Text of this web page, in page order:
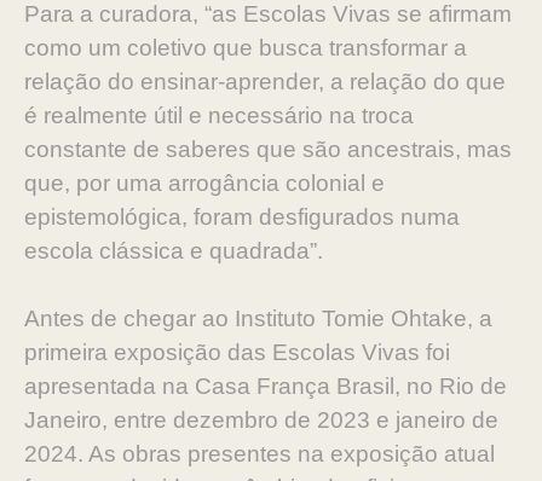
Para a curadora, “as Escolas Vivas se afirmam
como um coletivo que busca transformar a
relação do ensinar-aprender, a relação do que
é realmente útil e necessário na troca
constante de saberes que são ancestrais, mas
que, por uma arrogância colonial e
epistemológica, foram desfigurados numa
escola clássica e quadrada”.
Antes de chegar ao Instituto Tomie Ohtake, a
primeira exposição das Escolas Vivas foi
apresentada na Casa França Brasil, no Rio de
Janeiro, entre dezembro de 2023 e janeiro de
2024. As obras presentes na exposição atual